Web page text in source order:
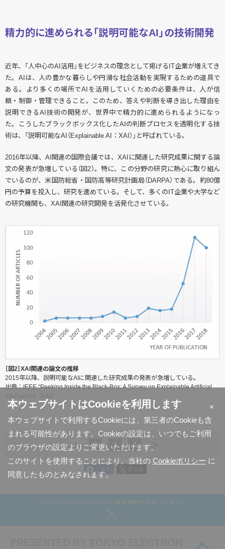
本ウェブサイトはCookieを利用します
×
本ウェブサイトで利用するCookieには、第三者のCookieも含
まれる可能性があります。Cookieの設定は、いつでもご利用
のブラウザの設定よりご変更いただけます。
このサイトを使用することにより、当社の Cookieポリシー に
同意したものとみなされます。
精力的に進められる「説明可能なAI」の技術開発
近年、「人中心のAI活用」をビジネスの理念として掲げるIT企業が増えてき
た。AIは、人の豊かな暮らしや円滑な社会活動を実現するための道具で
ある。より多くの場所でAIを活用していくための必要条件は、人が信
頼・制御・管理できること。このため、答えや判断を導き出した理由を
説明できるAI技術の開発が、世界中で精力的に進められるようになっ
た。こうしたブラックボックス化したAIの判断プロセスを透明化する技
術は、「説明可能なAI（Explainable AI：XAI）」と呼ばれている。
2016年以降、AI関連の国際会議では、XAIに関連した研究成果に関する論
文の発表が急増している（図2）。特に、この分野の研究に熱心に取り組ん
でいるのが、米国防総省・国防高等研究計画局（DARPA）である。約80億
円の予算を投入し、研究を進めている。そして、多くのIT企業や大学など
の研究機関も、XAI関連の研究開発を活発化させている。
［図2］XAI関連の論文の推移
2015年以降、説明可能なAIに関連した研究成果の発表が急増している。
出典：IEEE,“Peeking Inside the Black-Box: A Survey on Explainable Artificial
1 2 3 4
ポスト
TELESCOPE Magazineから最新情報をお届けします。